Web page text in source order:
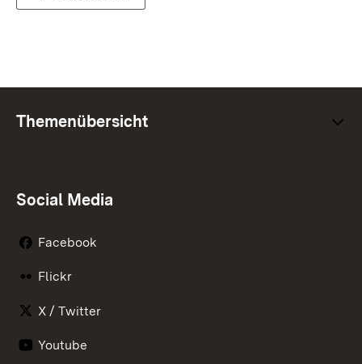
Themenübersicht
Social Media
Facebook
Flickr
X / Twitter
Youtube